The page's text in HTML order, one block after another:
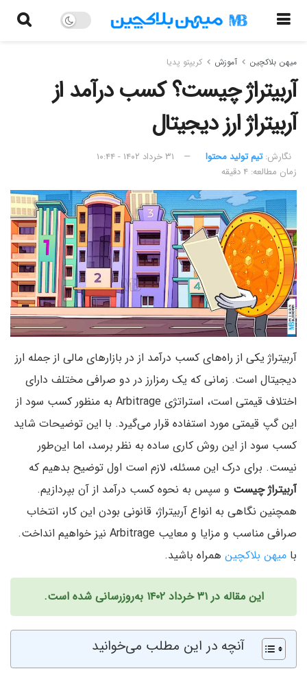
میهن بلاکچین آموزش کریپتو پدیا
آربیتراژ چیست؟ کسب درآمد از
آربیتراژ ارز دیجیتال
نگارش:‌ تیم تولید محتوا
۳۱ خرداد ۱۴۰۲ - ۱۰:۴۴
زمان مطالعه: ۴ دقیقه
آربیتراژ یکی از راه‌های کسب درآمد از در بازارهای مالی از جمله ارز
دیجیتال است. زمانی که یک رمزارز در دو صرافی مختلف دارای
اختلاف قیمتی است، استراتژی Arbitrage به منظور کسب سود از
این گپ قیمتی مورد استفاده قرار می‌گیرد. با این توضیحات شاید
کسب سود از این روش کاری ساده به نظر برسد، اما این‌طور
نیست. برای درک این مسئله، لازم است اول توضیح بدهیم که
آربیتراژ چیست و سپس به نحوه کسب درآمد از آن بپردازیم.
همچنین نگاهی به انواع آربیتراژ، قانونی بودن این کار، انتخاب
صرافی مناسب و مزایا و معایب Arbitrage نیز خواهیم انداخت.
با میهن بلاکچین همراه باشید.
این مقاله در ۳۱ خرداد ۱۴۰۲ به‌روزرسانی شده است.
آنچه در این مطلب می‌خوانید